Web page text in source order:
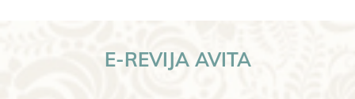
E-REVIJA AVITA